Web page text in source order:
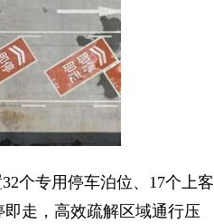
个专用停车泊位、17个上客
走，高效疏解区域通行压